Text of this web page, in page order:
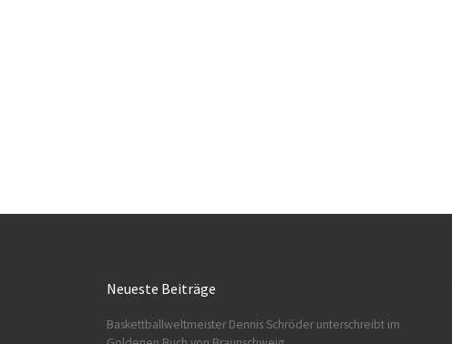
Neueste Beiträge
Baskettballweltmeister Dennis Schröder unterschreibt im